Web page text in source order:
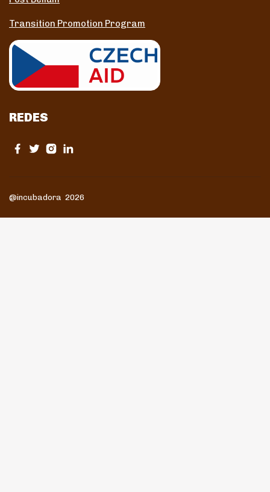
Transition Promotion Program
REDES
@incubadora 2026